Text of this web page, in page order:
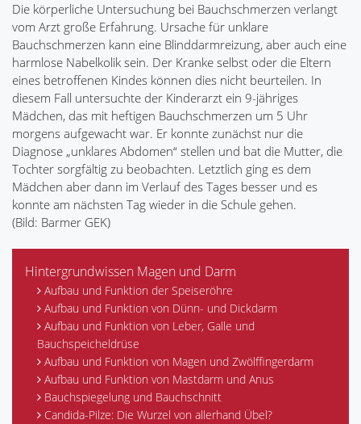
Die körperliche Untersuchung bei Bauchschmerzen verlangt
vom Arzt große Erfahrung. Ursache für unklare
Bauchschmerzen kann eine Blinddarmreizung, aber auch eine
harmlose Nabelkolik sein. Der Kranke selbst oder die Eltern
eines betroffenen Kindes können dies nicht beurteilen. In
diesem Fall untersuchte der Kinderarzt ein 9-jähriges
Mädchen, das mit heftigen Bauchschmerzen um 5 Uhr
morgens aufgewacht war. Er konnte zunächst nur die
Diagnose „unklares Abdomen“ stellen und bat die Mutter, die
Tochter sorgfältig zu beobachten. Letztlich ging es dem
Mädchen aber dann im Verlauf des Tages besser und es
konnte am nächsten Tag wieder in die Schule gehen.
(Bild: Barmer GEK)
Hintergrundwissen Magen und Darm
Aufbau und Funktion der Speiseröhre
Aufbau und Funktion von Dünn- und Dickdarm
Aufbau und Funktion von Leber, Galle und
Bauchspeicheldrüse
Aufbau und Funktion von Magen und Zwölffingerdarm
Aufbau und Funktion von Mastdarm und Anus
Bauchspiegelung und Bauchschnitt
Candida-Pilze: Die Wurzel von allerhand Übel?